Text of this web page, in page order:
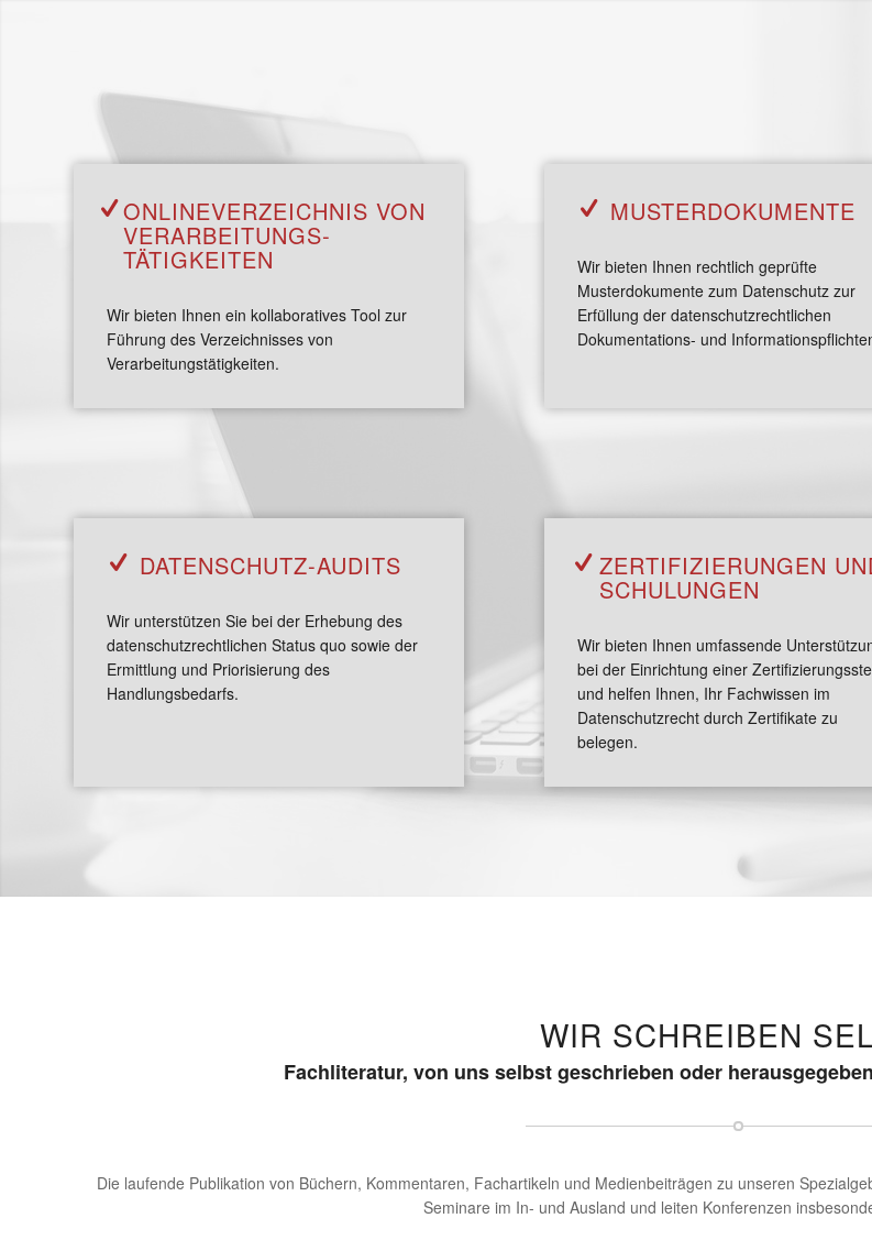
ONLINE­VERZEICHNIS VON
VERARBEITUNGS­­­
TÄTIGKEITEN
Wir bieten Ihnen ein kollaboratives Tool zur
Führung des Verzeichnisses von
Verarbeitungstätigkeiten.
MUSTER­DOKUMENTE
Wir bieten Ihnen rechtlich geprüfte
Musterdokumente zum Datenschutz zur
Erfüllung der datenschutzrechtlichen
Dokumentations- und
DATEN­SCHUTZ-AUDITS
Wir unterstützen Sie bei der Erhebung des
datenschutzrechtlichen Status quo sowie der
Ermittlung und Priorisierung des
Handlungsbedarfs.
ZERTI­FIZIERUNGEN
SCHUL­UNGEN
Wir bieten Ihnen umfassende
bei der Einrichtung einer
und helfen Ihnen, Ihr Fachwissen im
Datenschutzrecht durch Zertifikate zu
belegen.
WIR SCHREIBEN
Fachliteratur, von uns selbst geschrieben oder
Die laufende Publikation von Büchern, Kommentaren, Fachartikeln und Medienbeiträgen zu unseren
Seminare im In- und Ausland und leiten Konferenzen